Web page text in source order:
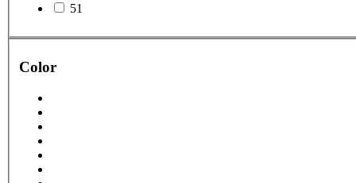
51
Color